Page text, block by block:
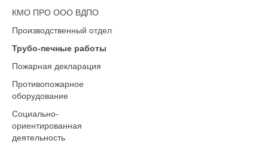
КМО ПРО ООО ВДПО
Производственный отдел
Трубо-печные работы
Пожарная декларация
Противопожарное
оборудование
Социально-
ориентированная
деятельность